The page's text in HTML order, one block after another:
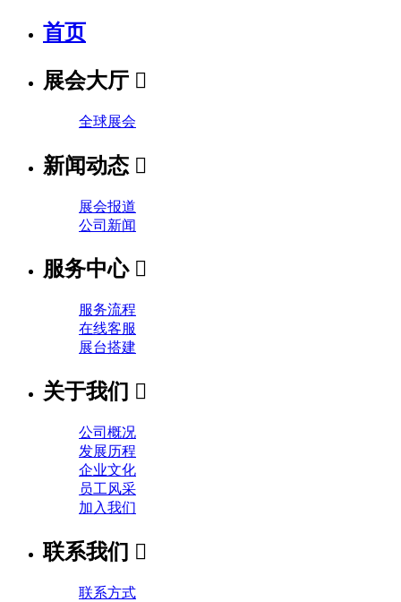
首页
展会大厅 
全球展会
新闻动态 
展会报道
公司新闻
服务中心 
服务流程
在线客服
展台搭建
关于我们 
公司概况
发展历程
企业文化
员工风采
加入我们
联系我们 
联系方式